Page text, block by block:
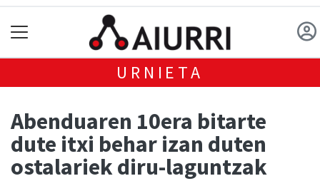
URNIETA
Abenduaren 10era bitarte
dute itxi behar izan duten
ostalariek diru-laguntzak